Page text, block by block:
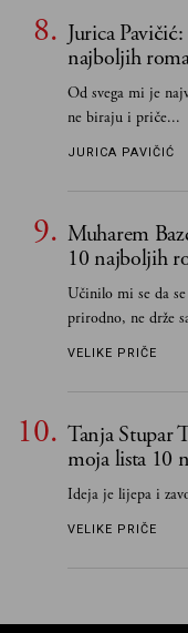
Jurica
najboljih
Od svega mi je
ne biraju i priče...
JURICA PAVIČIĆ
Muharem
10 najboljih
Učinilo mi se da
prirodno, ne drže
senzibiliteta...
VELIKE PRIČE
Tanja Stupar
moja lista 10
Ideja je lijepa i
VELIKE PRIČE